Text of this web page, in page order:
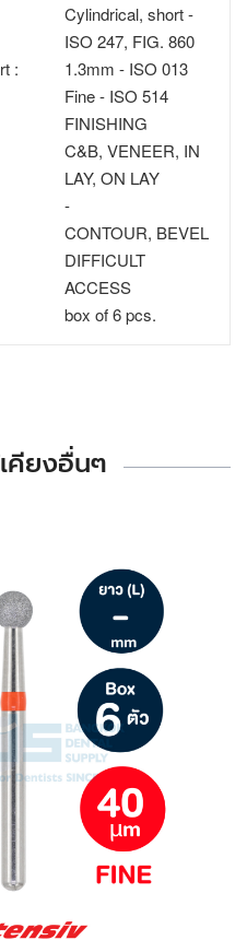
Cylindrical, short -
ISO 247, FIG. 860
:
1.3mm - ISO 013
Fine - ISO 514
FINISHING
C&B, VENEER, IN
LAY, ON LAY
-
CONTOUR, BEVEL
DIFFICULT
ACCESS
box of 6 pcs.
คียงอื่นๆ